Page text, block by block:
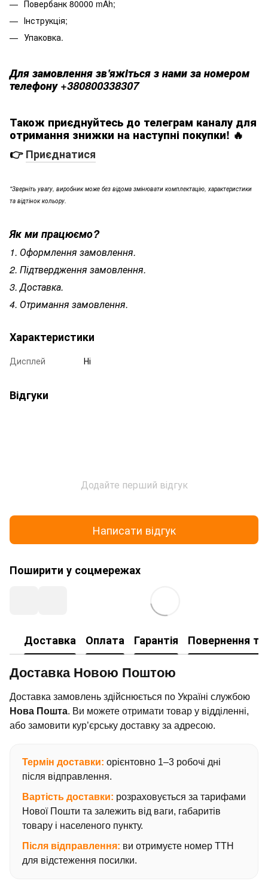
Повербанк 80000 mAh;
Інструкція;
Упаковка.
Для замовлення зв'яжіться з нами за номером
телефону +380800338307
Також приєднуйтесь до телеграм каналу для
отримання знижки на наступні покупки! 🔥
👉Приєднатися
*Зверніть увагу, виробник може без відома змінювати комплектацію, характеристики
та відтінок кольору.
Як ми працюємо?
1. Оформлення замовлення.
2. Підтвердження замовлення.
3. Доставка.
4. Отримання замовлення.
Характеристики
Дисплей Ні
Відгуки
Додайте перший відгук
Написати відгук
Поширити у соцмережах
Доставка Оплата Гарантія Повернення
Доставка Новою Поштою
Доставка замовлень здійснюється по Україні службою
Нова Пошта. Ви можете отримати товар у відділенні,
або замовити кур’єрську доставку за адресою.
Термін доставки: орієнтовно 1–3 робочі дні
після відправлення.
Вартість доставки: розраховується за тарифами
Нової Пошти та залежить від ваги, габаритів
товару і населеного пункту.
Після відправлення: ви отримуєте номер ТТН
для відстеження посилки.